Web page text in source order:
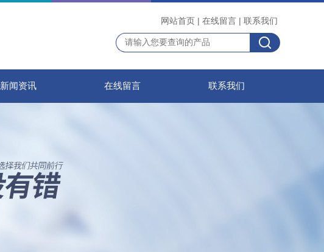
网站首页 | 在线留言 | 联系我们
新闻资讯 在线留言 联系我们